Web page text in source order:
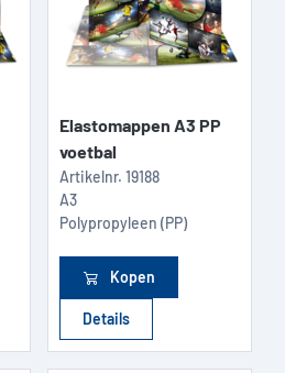
Elastomappen A3 PP
voetbal
Artikelnr. 19188
A3
Polypropyleen (PP)
Kopen
Details